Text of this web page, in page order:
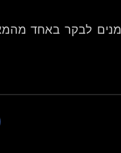
לבקר באחד